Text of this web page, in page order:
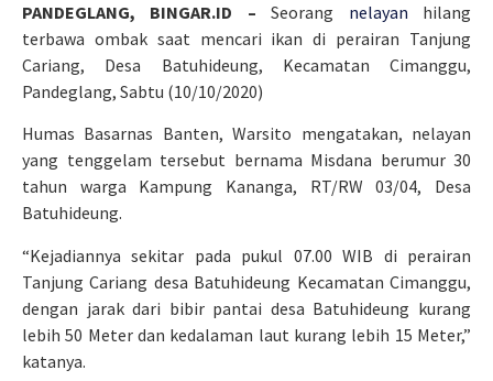
PANDEGLANG, BINGAR.ID – Seorang nelayan hilang
terbawa ombak saat mencari ikan di perairan Tanjung
Cariang, Desa Batuhideung, Kecamatan Cimanggu,
Pandeglang, Sabtu (10/10/2020)
Humas Basarnas Banten, Warsito mengatakan, nelayan
yang tenggelam tersebut bernama Misdana berumur 30
tahun warga Kampung Kananga, RT/RW 03/04, Desa
Batuhideung.
“Kejadiannya sekitar pada pukul 07.00 WIB di perairan
Tanjung Cariang desa Batuhideung Kecamatan Cimanggu,
dengan jarak dari bibir pantai desa Batuhideung kurang
lebih 50 Meter dan kedalaman laut kurang lebih 15 Meter,”
katanya.